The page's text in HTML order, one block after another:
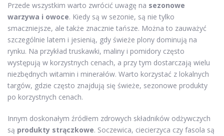
Przede wszystkim warto zwrócić uwagę na sezonowe
warzywa i owoce. Kiedy są w sezonie, są nie tylko
smaczniejsze, ale także znacznie tańsze. Można to zauważyć
szczególnie latem i jesienią, gdy świeże plony dominują na
rynku. Na przykład truskawki, maliny i pomidory często
występują w korzystnych cenach, a przy tym dostarczają wielu
niezbędnych witamin i minerałów. Warto korzystać z lokalnych
targów, gdzie często znajdują się świeże, sezonowe produkty
po korzystnych cenach.
Innym doskonałym źródłem zdrowych składników odżywczych
są produkty strączkowe. Soczewica, ciecierzyca czy fasola są